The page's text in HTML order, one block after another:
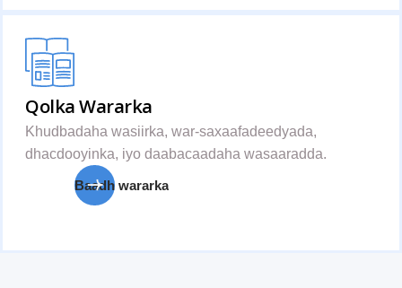
Qolka Wararka
Khudbadaha wasiirka, war-saxaafadeedyada,
dhacdooyinka, iyo daabacaadaha wasaaradda.
Baadh wararka